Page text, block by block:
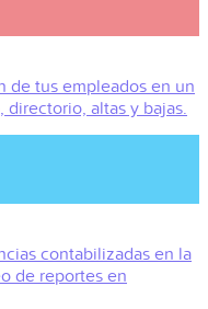
de tus empleados en un
directorio, altas y bajas.
contabilizadas en la
de reportes en